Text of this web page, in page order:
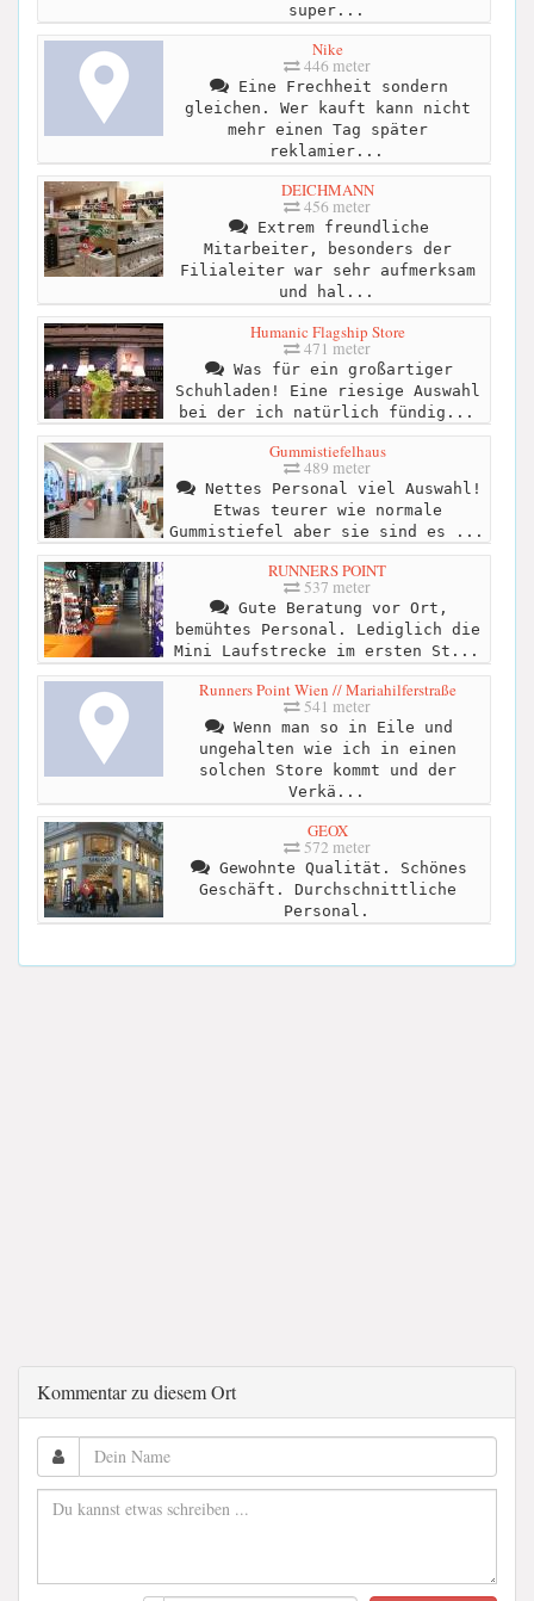
super...
Nike
446 meter
Eine Frechheit sondern
gleichen. Wer kauft kann nicht
mehr einen Tag später
reklamier...
DEICHMANN
456 meter
Extrem freundliche
Mitarbeiter, besonders der
Filialeiter war sehr aufmerksam
und hal...
Humanic Flagship Store
471 meter
Was für ein großartiger
Schuhladen! Eine riesige Auswahl
bei der ich natürlich fündig...
Gummistiefelhaus
489 meter
Nettes Personal viel Auswahl!
Etwas teurer wie normale
Gummistiefel aber sie sind es ...
RUNNERS POINT
537 meter
Gute Beratung vor Ort,
bemühtes Personal. Lediglich die
Mini Laufstrecke im ersten St...
Runners Point Wien // Mariahilferstraße
541 meter
Wenn man so in Eile und
ungehalten wie ich in einen
solchen Store kommt und der
Verkä...
GEOX
572 meter
Gewohnte Qualität. Schönes
Geschäft. Durchschnittliche
Personal.
Kommentar zu diesem Ort